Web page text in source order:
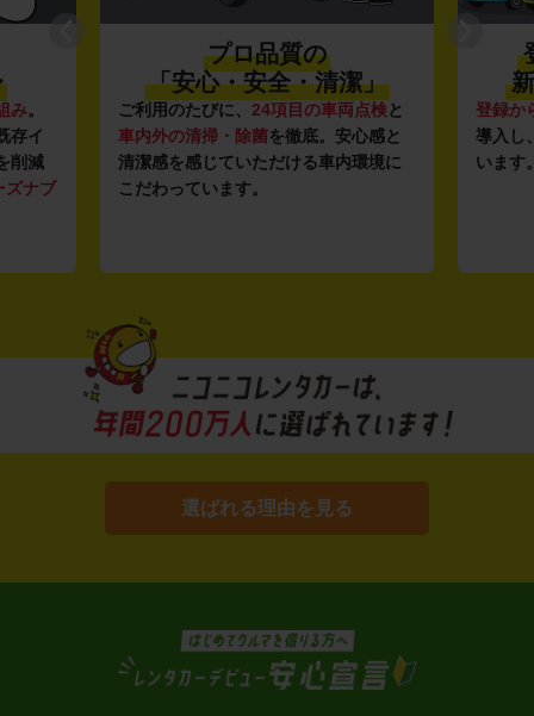
み。
存イ
削減
ズナブ
プロ品質の
「安心・安全・清潔」
ご利用のたびに、 24項目の車両点検と
車内外の清掃・除菌を徹底。安心感と
清潔感を感じていただける車内環境に
こだわっています。
登録か
導入し
います
選ばれる理由を見る